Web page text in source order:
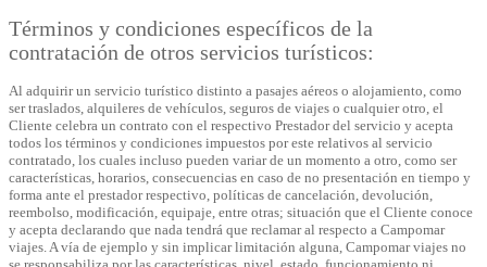
Términos y condiciones específicos de la
contratación de otros servicios turísticos:
Al adquirir un servicio turístico distinto a pasajes aéreos o alojamiento, como
ser traslados, alquileres de vehículos, seguros de viajes o cualquier otro, el
Cliente celebra un contrato con el respectivo Prestador del servicio y acepta
todos los términos y condiciones impuestos por este relativos al servicio
contratado, los cuales incluso pueden variar de un momento a otro, como ser
características, horarios, consecuencias en caso de no presentación en tiempo y
forma ante el prestador respectivo, políticas de cancelación, devolución,
reembolso, modificación, equipaje, entre otras; situación que el Cliente conoce
y acepta declarando que nada tendrá que reclamar al respecto a Campomar
viajes. A vía de ejemplo y sin implicar limitación alguna, Campomar viajes no